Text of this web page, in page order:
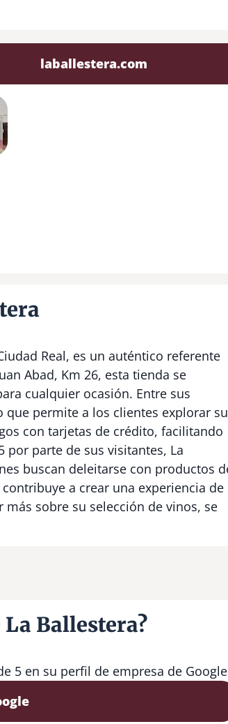
laballestera.com
Real, es un auténtico referente
Abad, Km 26, esta tienda se
cualquier ocasión. Entre sus
permite a los clientes explorar su
con tarjetas de crédito, facilitando
por parte de sus visitantes, La
buscan deleitarse con productos
a crear una experiencia de
sobre su selección de vinos, se
Ballestera?
5 en su perfil de empresa de